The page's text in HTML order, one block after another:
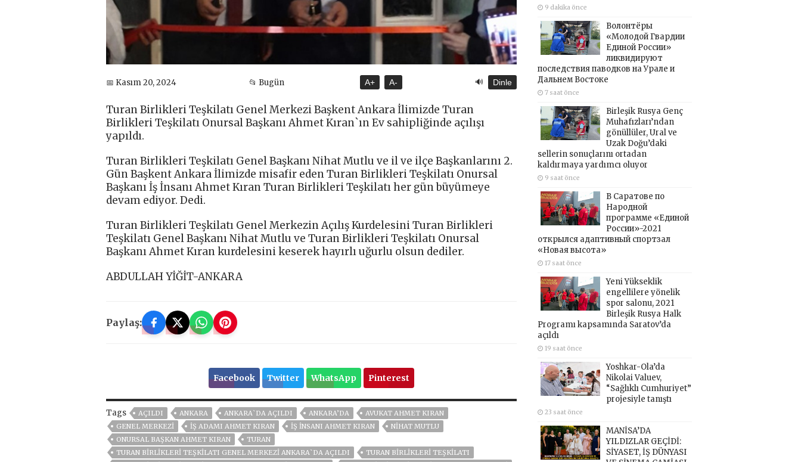
📅 Kasım 20, 2024 📂 Bugün A+ A- 🔊 Dinle
Turan Birlikleri Teşkilatı Genel Merkezi Başkent Ankara İlimizde Turan
Birlikleri Teşkilatı Onursal Başkanı Ahmet Kıran`ın Ev sahipliğinde açılışı
yapıldı.
Turan Birlikleri Teşkilatı Genel Başkanı Nihat Mutlu ve il ve ilçe Başkanlarını 2.
Gün Başkent Ankara İlimizde misafir eden Turan Birlikleri Teşkilatı Onursal
Başkanı İş İnsanı Ahmet Kıran Turan Birlikleri Teşkilatı her gün büyümeye
devam ediyor. Dedi.
Turan Birlikleri Teşkilatı Genel Merkezin Açılış Kurdelesini Turan Birlikleri
Teşkilatı Genel Başkanı Nihat Mutlu ve Turan Birlikleri Teşkilatı Onursal
Başkanı Ahmet Kıran kurdelesini keserek hayırlı uğurlu olsun dediler.
ABDULLAH YİĞİT-ANKARA
Paylaş:
Facebook Twitter WhatsApp Pinterest
Tags AÇILDI ANKARA ANKARA`DA AÇILDI ANKARA’DA
AVUKAT AHMET KIRAN
GENEL MERKEZİ
IŞ ADAMI AHMET KIRAN IŞ INSANI AHMET KIRAN
NIHAT MUTLU
ONURSAL BAŞKAN AHMET KIRAN
TURAN
TURAN BİRLİKLERİ TEŞKİLATI GENEL MERKEZİ ANKARA`DA AÇILDI
TURAN BIRLIKLERI TEŞKILATI
9 dakika önce
Волонтёры
«Молодой Гвардии
Единой России»
ликвидируют
последствия паводков на Урале и
Дальнем Востоке
7 saat önce
Birleşik Rusya Genç
Muhafızları’ndan
gönüllüler, Ural ve
Uzak Doğu’daki
sellerin sonuçlarını ortadan
kaldırmaya yardımcı oluyor
9 saat önce
В Саратове по
Народной
программе «Единой
России»-2021
открылся адаптивный спортзал
«Новая высота»
17 saat önce
Yeni Yükseklik
engellilere yönelik
spor salonu, 2021
Birleşik Rusya Halk
Programı kapsamında Saratov’da
açıldı
19 saat önce
Yoshkar-Ola’da
Nikolai Valuev,
“Sağlıklı Cumhuriyet”
projesiyle tanıştı
23 saat önce
MANİSA’DA
YILDIZLAR GEÇİDİ:
SİYASET, İŞ DÜNYASI